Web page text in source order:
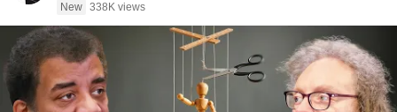
New 338K views